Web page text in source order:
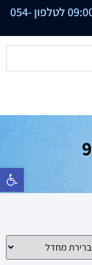
פתח סרגל
054-